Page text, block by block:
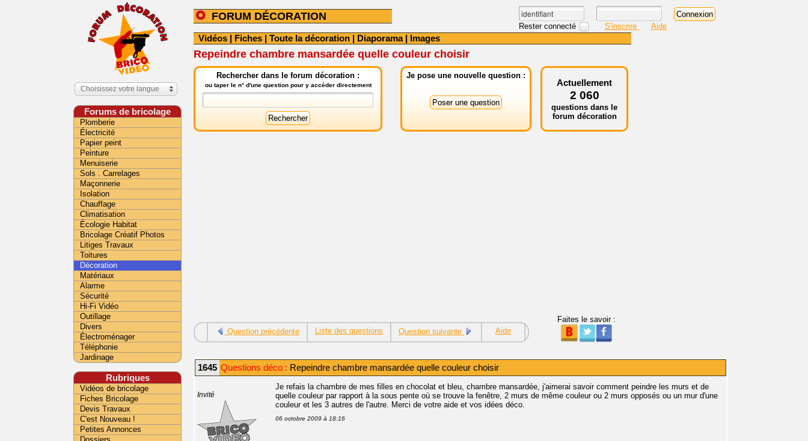
FORUM DÉCORATION
Rester connecté S'inscrire Aide
Vidéos | Fiches | Toute la décoration | Diaporama| Images
Repeindre chambre mansardée quelle couleur choisir
Rechercher dans le forum décoration :
ou taper le n° d'une question pour y accéder directement
Je pose une nouvelle question :
Actuellement
2 060
questions dans le
forum décoration
Question précédente Liste des questions Question suivante Aide
Faites le savoir :
1645 Questions déco : Repeindre chambre mansardée quelle couleur choisir
Invité
Je refais la chambre de mes filles en chocolat et bleu, chambre mansardée, j'aimerai savoir comment peindre les murs et de
quelle couleur par rapport à la sous pente où se trouve la fenêtre, 2 murs de même couleur ou 2 murs opposés ou un mur d'une
couleur et les 3 autres de l'autre. Merci de votre aide et vos idées déco.
06 octobre 2009 à 18:16
Choisissez votre langue
Forums de bricolage
Plomberie
Électricité
Papier peint
Peinture
Menuiserie
Sols . Carrelages
Maçonnerie
Isolation
Chauffage
Climatisation
Écologie Habitat
Bricolage Créatif Photos
Litiges Travaux
Toitures
Décoration
Matériaux
Alarme
Sécurité
Hi-Fi Vidéo
Outillage
Divers
Électroménager
Téléphonie
Jardinage
Rubriques
Vidéos de bricolage
Fiches Bricolage
Devis Travaux
C'est Nouveau !
Petites Annonces